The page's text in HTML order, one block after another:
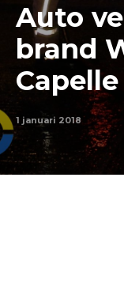
Auto
brand
1 januari 2018